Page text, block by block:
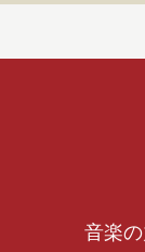
音楽